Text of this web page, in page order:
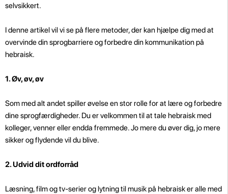
selvsikkert.
I denne artikel vil vi se på flere metoder, der kan hjælpe dig med at
overvinde din sprogbarriere og forbedre din kommunikation på
hebraisk.
1. Øv, øv, øv
Som med alt andet spiller øvelse en stor rolle for at lære og forbedre
dine sprogfærdigheder. Du er velkommen til at tale hebraisk med
kolleger, venner eller endda fremmede. Jo mere du øver dig, jo mere
sikker og flydende vil du blive.
2. Udvid dit ordforråd
Læsning, film og tv-serier og lytning til musik på hebraisk er alle med